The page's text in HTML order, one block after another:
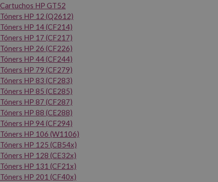
Cartuchos HP GT52
Tóners HP 12 (Q2612)
Tóners HP 14 (CF214)
Tóners HP 17 (CF217)
Tóners HP 26 (CF226)
Tóners HP 44 (CF244)
Tóners HP 79 (CF279)
Tóners HP 83 (CF283)
Tóners HP 85 (CE285)
Tóners HP 87 (CF287)
Tóners HP 88 (CE288)
Tóners HP 94 (CF294)
Tóners HP 106 (W1106)
Tóners HP 125 (CB54x)
Tóners HP 128 (CE32x)
Tóners HP 131 (CF21x)
Tóners HP 201 (CF40x)